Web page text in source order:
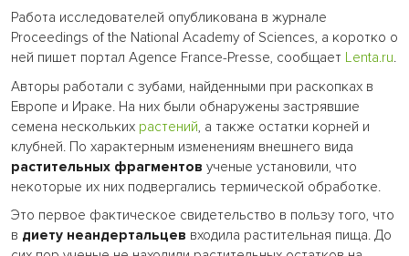
Работа исследователей опубликована в журнале
Proceedings of the National Academy of Sciences, а коротко о
ней пишет портал Agence France-Presse, сообщает Lenta.ru.
Авторы работали с зубами, найденными при раскопках в
Европе и Ираке. На них были обнаружены застрявшие
семена нескольких растений, а также остатки корней и
клубней. По характерным изменениям внешнего вида
растительных фрагментов ученые установили, что
некоторые их них подвергались термической обработке.
Это первое фактическое свидетельство в пользу того, что
в диету неандертальцев входила растительная пища. До